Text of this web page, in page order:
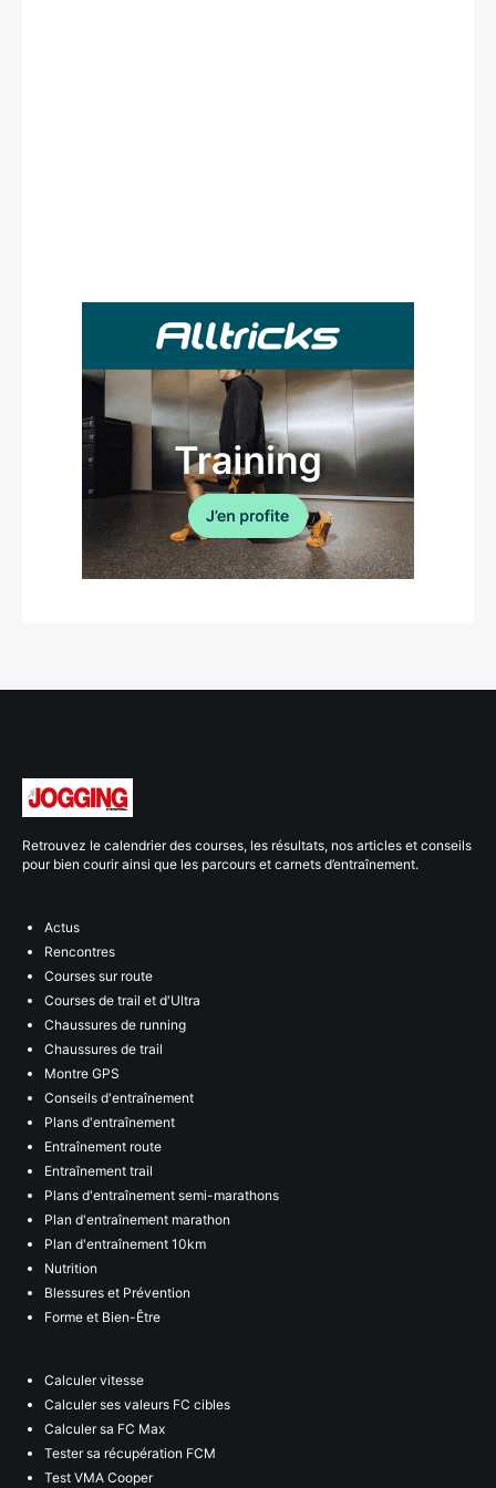
Retrouvez le calendrier des courses, les résultats, nos articles et conseils
pour bien courir ainsi que les parcours et carnets d’entraînement.
Actus
Rencontres
Courses sur route
Courses de trail et d'Ultra
Chaussures de running
Chaussures de trail
Montre GPS
Conseils d'entraînement
Plans d'entraînement
Entraînement route
Entraînement trail
Plans d'entraînement semi-marathons
Plan d'entraînement marathon
Plan d'entraînement 10km
Nutrition
Blessures et Prévention
Forme et Bien-Être
Calculer vitesse
Calculer ses valeurs FC cibles
Calculer sa FC Max
Tester sa récupération FCM
Test VMA Cooper